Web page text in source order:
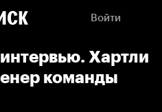
Войти
Хартли
команды